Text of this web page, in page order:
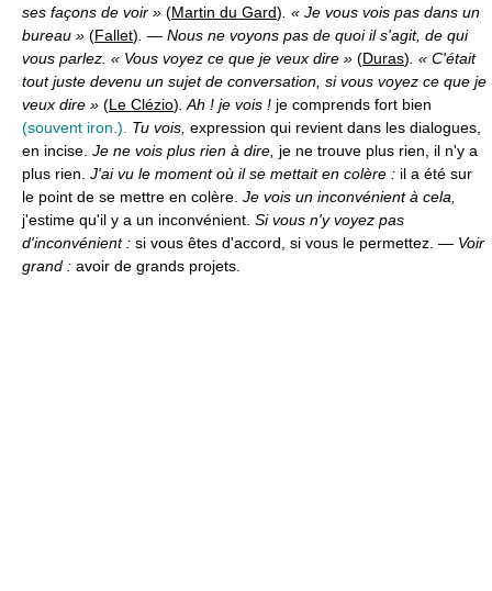
ses façons de voir » (Martin du Gard) . « Je vous vois pas dans un
bureau » (Fallet) — Nous ne voyons pas de quoi il s'agit, de qui
vous parlez. « Vous voyez ce que je veux dire » (Duras) . « C'était
tout juste devenu un sujet de conversation, si vous voyez ce que je
veux dire » (Le Clézio) . Ah ! je vois ! je comprends fort bien
(souvent iron.).
Tu vois, expression qui revient dans les dialogues,
en incise. Je ne vois plus rien à dire, je ne trouve plus rien, il n'y a
plus rien. J'ai vu le moment où il se mettait en colère : il a été sur
le point de se mettre en colère. Je vois un inconvénient à cela,
j'estime qu'il y a un inconvénient. Si vous n'y voyez pas
d'inconvénient : si vous êtes d'accord, si vous le permettez. — Voir
grand : avoir de grands projets.